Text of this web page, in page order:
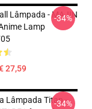
Lâmpada - MAJIN
Lamp
27,59
-34%
Lâmpada Titan -
-34%